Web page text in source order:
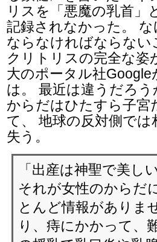
リスを「悪魔の乳首」
記録されなかった。
ならなければならない
クリトリスの完全な姿
大のポータル社
は。 最近は違うだろ
からだはひたすら子宮
て、 地球の反対側で
失う。
「出産は神聖で美し
それが女性のからだ
とんど情報がありま
り、痔にかかって、